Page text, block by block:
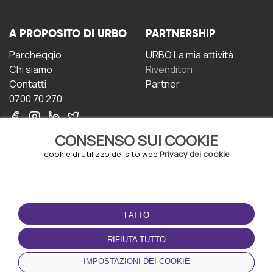
CONSENSO SUI COOKIE
cookie di utilizzo del sito web Privacy dei cookie
FATTO
RIFIUTA TUTTO
IMPOSTAZIONI DEI COOKIE
A PROPOSITO DI URBO
Parcheggio
Chi siamo
Contatti
0700 70 270
PARTNERSHIP
URBO La mia attività
Rivenditori
Partner
CONDIZIONI D'USO
Termini e Condizioni
Politica sulla riservatezza
Gestione dei Cookie
SCARICA L'APP